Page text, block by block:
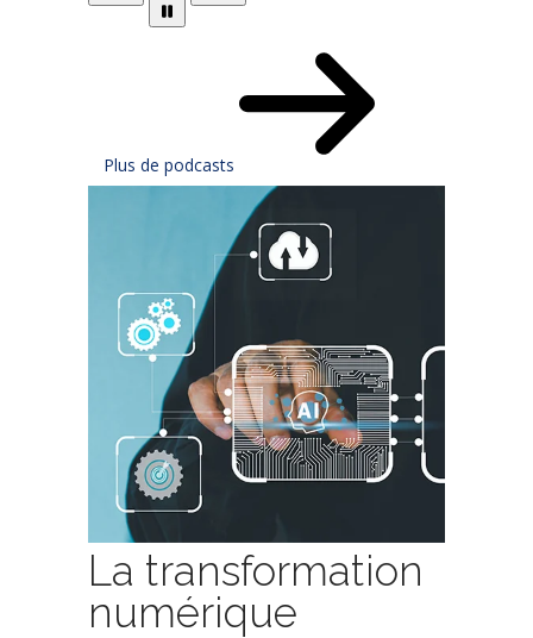
Plus de podcasts
La transformation
numérique